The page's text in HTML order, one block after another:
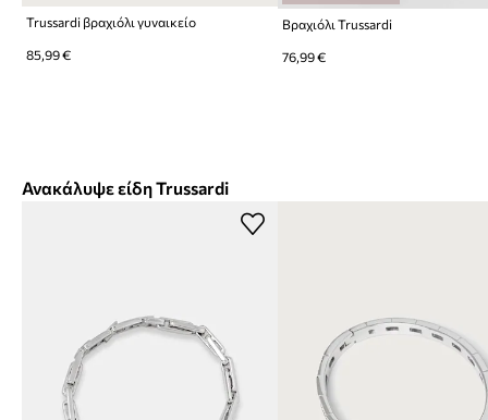
Trussardi βραχιόλι γυναικείο
85,99 €
Βραχιόλι Trussardi
76,99 €
Ανακάλυψε είδη Trussardi